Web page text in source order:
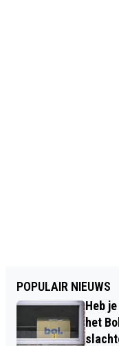
POPULAIR NIEUWS
Heb
het